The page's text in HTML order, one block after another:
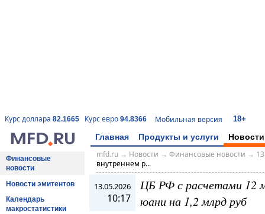
Курс доллара 82.1665 Курс евро 94.8366 Мобильная версия 18+
Главная Продукты и услуги Новости
Финансовые
новости
Новости эмитентов
Календарь
макростатистики
mfd.ru→ Новости → Финансовые новости →
внутреннем р...
13.05.2026
10:17
ЦБ РФ с расчетами 12
юани на 1,2 млрд руб